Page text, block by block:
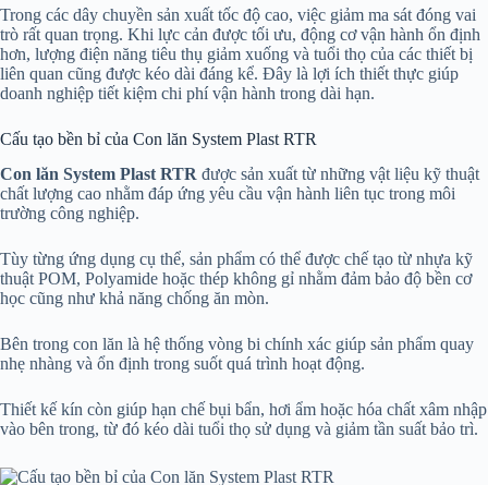
Trong các dây chuyền sản xuất tốc độ cao, việc giảm ma sát đóng vai
trò rất quan trọng. Khi lực cản được tối ưu, động cơ vận hành ổn định
hơn, lượng điện năng tiêu thụ giảm xuống và tuổi thọ của các thiết bị
liên quan cũng được kéo dài đáng kể. Đây là lợi ích thiết thực giúp
doanh nghiệp tiết kiệm chi phí vận hành trong dài hạn.
Cấu tạo bền bỉ của Con lăn System Plast RTR
Con lăn System Plast RTR được sản xuất từ những vật liệu kỹ thuật
chất lượng cao nhằm đáp ứng yêu cầu vận hành liên tục trong môi
trường công nghiệp.
Tùy từng ứng dụng cụ thể, sản phẩm có thể được chế tạo từ nhựa kỹ
thuật POM, Polyamide hoặc thép không gỉ nhằm đảm bảo độ bền cơ
học cũng như khả năng chống ăn mòn.
Bên trong con lăn là hệ thống vòng bi chính xác giúp sản phẩm quay
nhẹ nhàng và ổn định trong suốt quá trình hoạt động.
Thiết kế kín còn giúp hạn chế bụi bẩn, hơi ẩm hoặc hóa chất xâm nhập
vào bên trong, từ đó kéo dài tuổi thọ sử dụng và giảm tần suất bảo trì.